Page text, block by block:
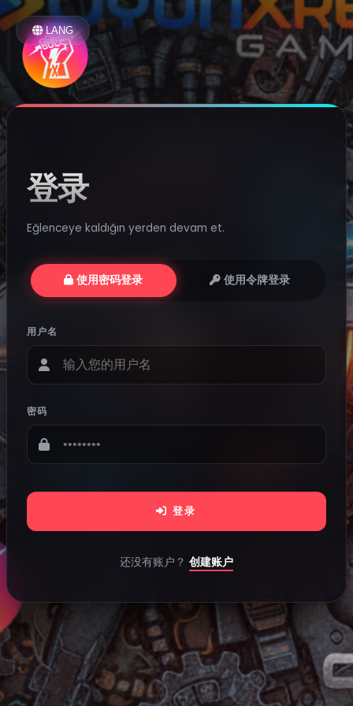
LANG
登录
Eğlenceye kaldığın yerden devam et.
使用密码登录 使用令牌登录
用户名
密码
登录
还没有账户？ 创建账户